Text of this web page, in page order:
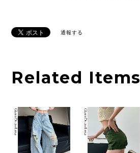
通報する
Related Items